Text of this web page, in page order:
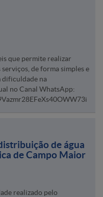
que permite realizar
de forma simples e
dificuldade na
no Canal WhatsApp:
de água
de Campo Maior
realizado pelo